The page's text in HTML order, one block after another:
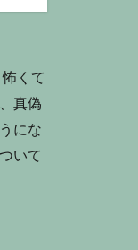
くて
真偽
にな
いて